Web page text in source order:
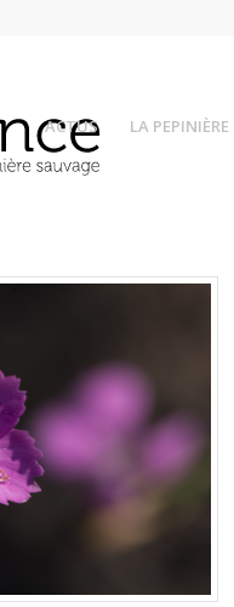
ACTUS LA PEPINIÈRE